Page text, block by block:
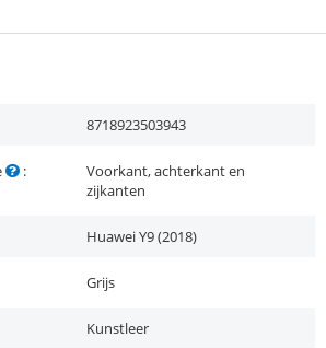
8718923503943
:
Voorkant, achterkant en
zijkanten
Huawei Y9 (2018)
Grijs
Kunstleer